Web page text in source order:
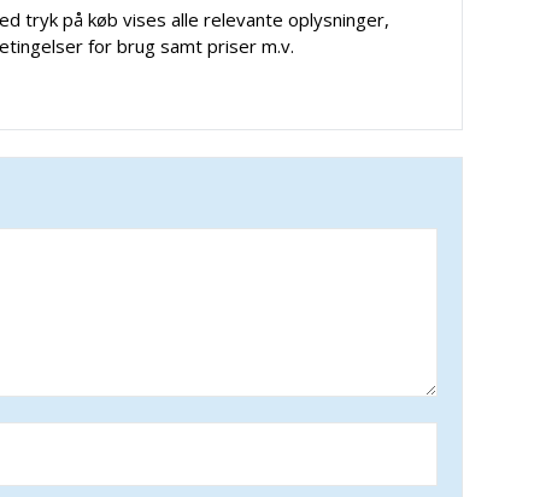
tryk på køb vises alle relevante oplysninger,
for brug samt priser m.v.